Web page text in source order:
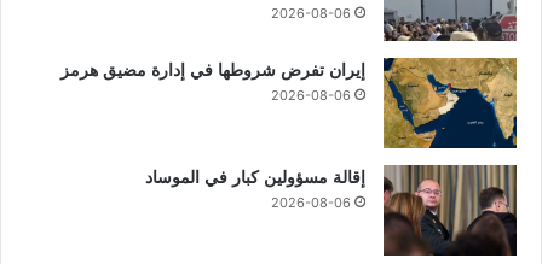
2026-08-06
إيران تفرض شروطها في إدارة مضيق هرمز
2026-08-06
إقالة مسؤولين كبار في الموساد
2026-08-06